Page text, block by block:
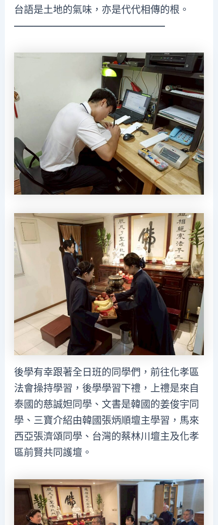
台語是土地的氣味，亦是代代相傳的根。
———————————————–
後學有幸跟著全日班的同學們，前往化孝區
法會操持學習，後學學習下禮，上禮是來自
泰國的慈誠妲同學、文書是韓國的姜俊宇同
學、三寶介紹由韓國張炳順壇主學習，馬來
西亞張濟頌同學、台灣的蔡林川壇主及化孝
區前賢共同護壇。